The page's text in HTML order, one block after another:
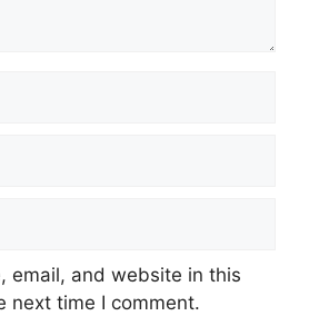
email, and website in this
next time I comment.